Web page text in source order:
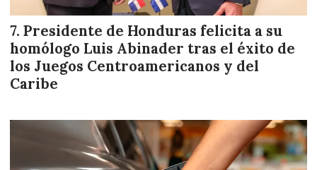
Presidente de Honduras felicita a su
homólogo Luis Abinader tras el éxito de
los Juegos Centroamericanos y del
Caribe